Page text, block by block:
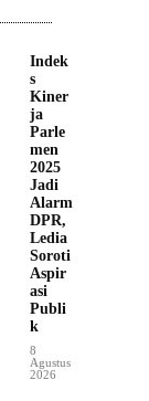
Indek
s
Kiner
ja
Parle
men
2025
Jadi
Alarm
DPR,
Ledia
Soroti
Aspir
asi
Publi
k
8
Agustus
2026